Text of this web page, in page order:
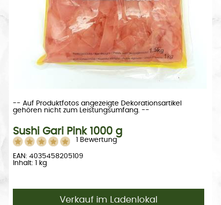
-- Auf Produktfotos angezeigte Dekorationsartikel
gehören nicht zum Leistungsumfang. --
Sushi Gari Pink 1000 g
1 Bewertung
EAN: 4035458205109
Inhalt: 1 kg
Verkauf im Ladenlokal